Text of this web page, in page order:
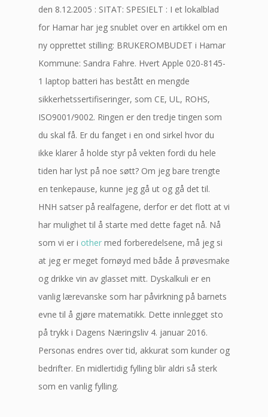
den 8.12.2005 : SITAT: SPESIELT : I et lokalblad
for Hamar har jeg snublet over en artikkel om en
ny opprettet stilling: BRUKEROMBUDET i Hamar
Kommune: Sandra Fahre. Hvert Apple 020-8145-
1 laptop batteri has bestått en mengde
sikkerhetssertifiseringer, som CE, UL, ROHS,
ISO9001/9002. Ringen er den tredje tingen som
du skal få. Er du fanget i en ond sirkel hvor du
ikke klarer å holde styr på vekten fordi du hele
tiden har lyst på noe søtt? Om jeg bare trengte
en tenkepause, kunne jeg gå ut og gå det til.
HNH satser på realfagene, derfor er det flott at vi
har mulighet til å starte med dette faget nå. Nå
som vi er i other med forberedelsene, må jeg si
at jeg er meget fornøyd med både å prøvesmake
og drikke vin av glasset mitt. Dyskalkuli er en
vanlig lærevanske som har påvirkning på barnets
evne til å gjøre matematikk. Dette innlegget sto
på trykk i Dagens Næringsliv 4. januar 2016.
Personas endres over tid, akkurat som kunder og
bedrifter. En midlertidig fylling blir aldri så sterk
som en vanlig fylling.